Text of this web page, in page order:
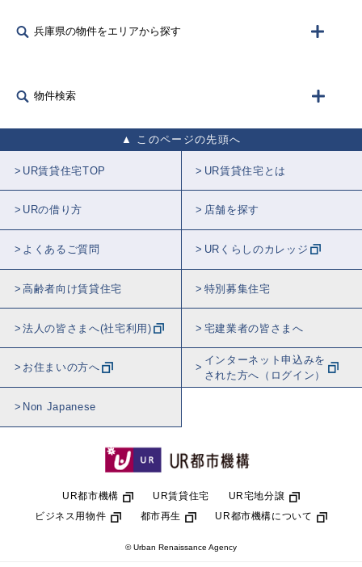
兵庫県の物件をエリアから探す
物件検索
このページの先頭へ
UR賃貸住宅TOP UR賃貸住宅とは
URの借り方 店舗を探す
よくあるご質問 URくらしのカレッジ
高齢者向け賃貸住宅 特別募集住宅
法人の皆さまへ(社宅利用) 宅建業者の皆さまへ
お住まいの方へ
インターネット申込みを
された方へ（ログイン）
Non Japanese
UR都市機構 UR賃貸住宅
UR宅地分譲
ビジネス用物件
都市再生 UR都市機構について
© Urban Renaissance Agency